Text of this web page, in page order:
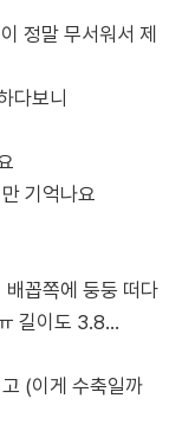
정말 무서워서 제
다보니
기억나요
꼽쪽에 둥둥 떠다
길이도 3.8...
(이게 수축일까